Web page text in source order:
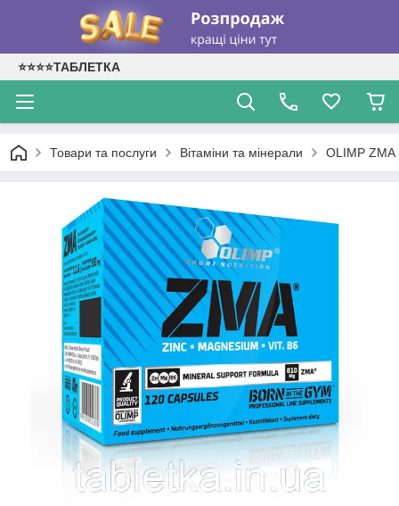
⭐⭐⭐⭐ТАБЛЕТКА
Товари та послуги Вітаміни та мінерали OLIMP